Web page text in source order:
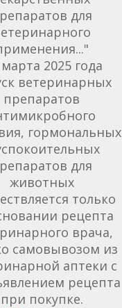
для
2025 года
ветеринарных
препаратов
гормональных
для
животных
только
рецепта
врача,
самовывозом из
аптеки с
рецепта
при покупке.